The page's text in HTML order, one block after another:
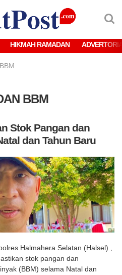
HIKMAH RAMADAN
BBM
Stok Pangan dan
dan Tahun Baru
Halmahera Selatan (Halsel) ,
stok pangan dan
(BBM) selama Natal dan